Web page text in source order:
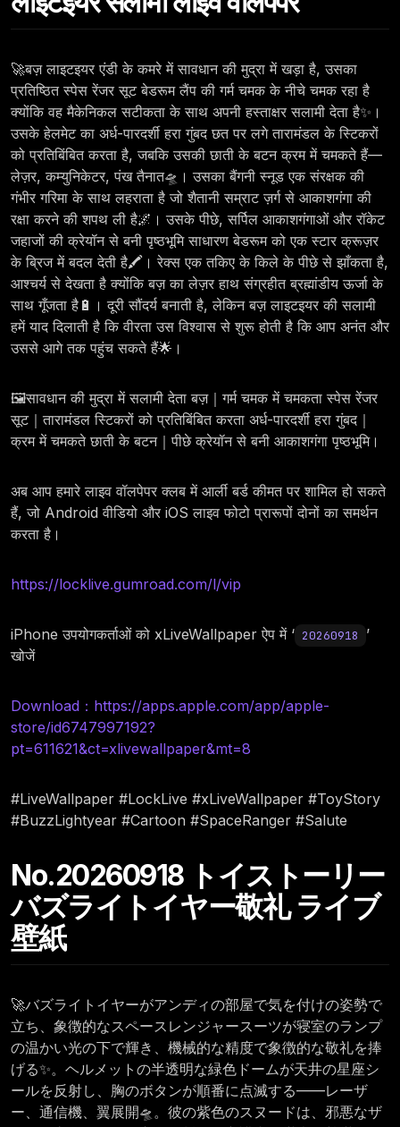
🚀बज़ लाइटइयर एंडी के कमरे में सावधान की मुद्रा में खड़ा है, उसका
प्रतिष्ठित स्पेस रेंजर सूट बेडरूम लैंप की गर्म चमक के नीचे चमक रहा है
क्योंकि वह मैकेनिकल सटीकता के साथ अपनी हस्ताक्षर सलामी देता है✨।
उसके हेलमेट का अर्ध-पारदर्शी हरा गुंबद छत पर लगे तारामंडल के स्टिकरों
को प्रतिबिंबित करता है, जबकि उसकी छाती के बटन क्रम में चमकते हैं—
लेज़र, कम्युनिकेटर, पंख तैनात🛸। उसका बैंगनी स्नूड एक संरक्षक की
गंभीर गरिमा के साथ लहराता है जो शैतानी सम्राट ज़र्ग से आकाशगंगा की
रक्षा करने की शपथ ली है🌌। उसके पीछे, सर्पिल आकाशगंगाओं और रॉकेट
जहाजों की क्रेयॉन से बनी पृष्ठभूमि साधारण बेडरूम को एक स्टार क्रूज़र
के ब्रिज में बदल देती है🖍️। रेक्स एक तकिए के किले के पीछे से झाँकता है,
आश्चर्य से देखता है क्योंकि बज़ का लेज़र हाथ संग्रहीत ब्रह्मांडीय ऊर्जा के
साथ गूँजता है🔋। दूरी सौंदर्य बनाती है, लेकिन बज़ लाइटइयर की सलामी
हमें याद दिलाती है कि वीरता उस विश्वास से शुरू होती है कि आप अनंत और
उससे आगे तक पहुंच सकते हैं🌟।
🖼️सावधान की मुद्रा में सलामी देता बज़｜गर्म चमक में चमकता स्पेस रेंजर
सूट｜तारामंडल स्टिकरों को प्रतिबिंबित करता अर्ध-पारदर्शी हरा गुंबद｜
क्रम में चमकते छाती के बटन｜पीछे क्रेयॉन से बनी आकाशगंगा पृष्ठभूमि।
अब आप हमारे लाइव वॉलपेपर क्लब में आर्ली बर्ड कीमत पर शामिल हो सकते
हैं, जो Android वीडियो और iOS लाइव फोटो प्रारूपों दोनों का समर्थन
करता है।
https://locklive.gumroad.com/l/vip
iPhone उपयोगकर्ताओं को xLiveWallpaper ऐप में ‘ 20260918
’
खोजें
Download：https://apps.apple.com/app/apple-
store/id6747997192?
pt=611621&ct=xlivewallpaper&mt=8
#LiveWallpaper #LockLive #xLiveWallpaper #ToyStory
#BuzzLightyear #Cartoon #SpaceRanger #Salute
No.20260918 トイストーリー
バズライトイヤー敬礼 ライブ
壁紙
🚀バズライトイヤーがアンディの部屋で気を付けの姿勢で
立ち、象徴的なスペースレンジャースーツが寝室のランプ
の温かい光の下で輝き、機械的な精度で象徴的な敬礼を捧
げる✨。ヘルメットの半透明な緑色ドームが天井の星座シ
ールを反射し、胸のボタンが順番に点滅する——レーザ
ー、通信機、翼展開🛸。彼の紫色のスヌードは、邪悪なザ